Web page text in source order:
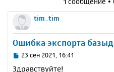
tim_tim
Ошибка экспорта
С23 сен 2021, 16:41
Здравствуйте!